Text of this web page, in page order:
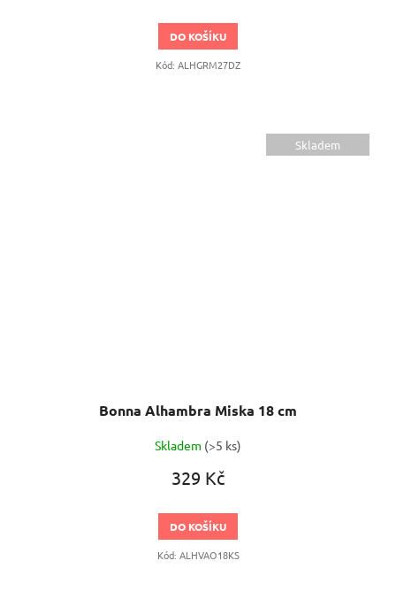
DO KOŠÍKU
Kód: ALHGRM27DZ
Skladem
Bonna Alhambra Miska 18 cm
Skladem (>5 ks)
329 Kč
DO KOŠÍKU
Kód: ALHVAO18KS